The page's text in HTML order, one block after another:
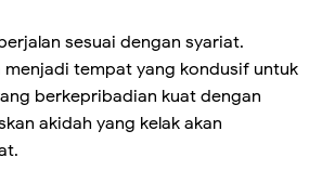
sesuai dengan syariat.
menjadi tempat yang kondusif untuk
berkepribadian kuat dengan
akidah yang kelak akan